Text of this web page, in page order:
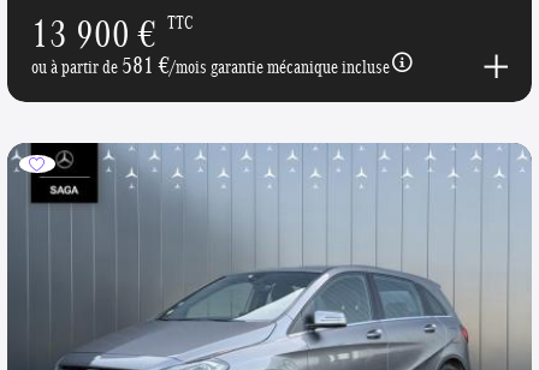
13 900 € TTC
ou à partir de581 €/mois garantie mécanique incluse